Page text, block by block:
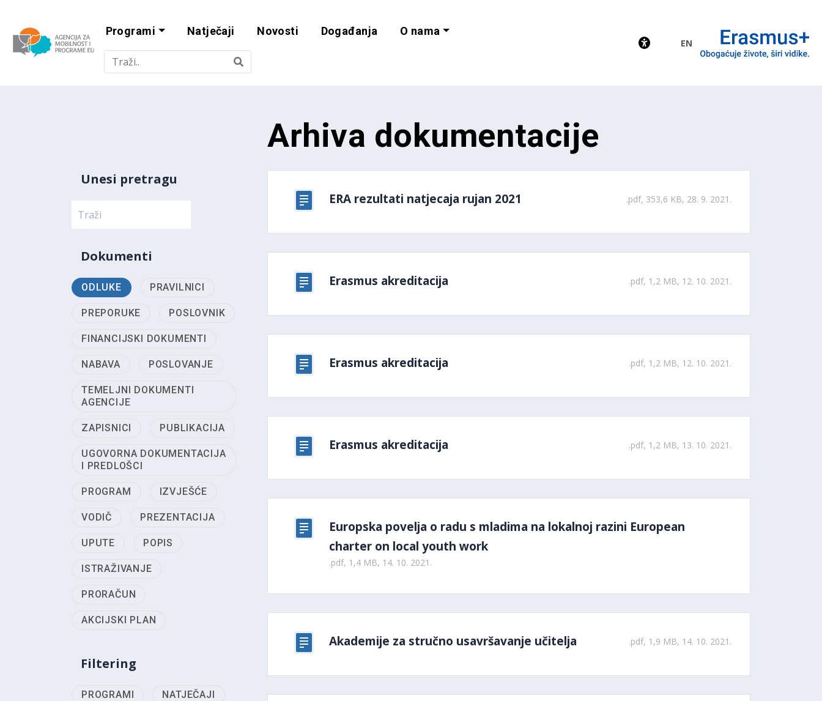
Agencija za mobilnost i programe EU
Programi Natječaji Novosti Događanja O nama
EN
Unesi pretragu
Dokumenti
ODLUKE PRAVILNICI
PREPORUKE POSLOVNIK
FINANCIJSKI DOKUMENTI
NABAVA POSLOVANJE
TEMELJNI DOKUMENTI
AGENCIJE
ZAPISNICI PUBLIKACIJA
UGOVORNA DOKUMENTACIJA
I PREDLOŠCI
PROGRAM IZVJEŠĆE
VODIČ PREZENTACIJA
UPUTE POPIS
ISTRAŽIVANJE
PRORAČUN
AKCIJSKI PLAN
Filtering
PROGRAMI NATJEČAJI
Arhiva dokumentacije
ERA rezultati natjecaja rujan 2021 .pdf, 353,6 KB, 28. 9. 2021.
Erasmus akreditacija .pdf, 1,2 MB, 12. 10. 2021.
Erasmus akreditacija .pdf, 1,2 MB, 12. 10. 2021.
Erasmus akreditacija .pdf, 1,2 MB, 13. 10. 2021.
Europska povelja o radu s mladima na lokalnoj razini European
charter on local youth work
.pdf, 1,4 MB, 14. 10. 2021.
Akademije za stručno usavršavanje učitelja .pdf, 1,9 MB, 14. 10. 2021.